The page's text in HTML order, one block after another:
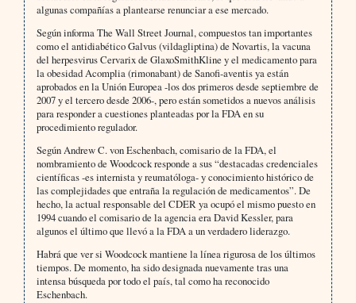
algunas compañías a plantearse renunciar a ese mercado.
Según informa The Wall Street Journal, compuestos tan importantes
como el antidiabético Galvus (vildagliptina) de Novartis, la vacuna
del herpesvirus Cervarix de GlaxoSmithKline y el medicamento para
la obesidad Acomplia (rimonabant) de Sanofi-aventis ya están
aprobados en la Unión Europea -los dos primeros desde septiembre de
2007 y el tercero desde 2006-, pero están sometidos a nuevos análisis
para responder a cuestiones planteadas por la FDA en su
procedimiento regulador.
Según Andrew C. von Eschenbach, comisario de la FDA, el
nombramiento de Woodcock responde a sus “destacadas credenciales
científicas -es internista y reumatóloga- y conocimiento histórico de
las complejidades que entraña la regulación de medicamentos”. De
hecho, la actual responsable del CDER ya ocupó el mismo puesto en
1994 cuando el comisario de la agencia era David Kessler, para
algunos el último que llevó a la FDA a un verdadero liderazgo.
Habrá que ver si Woodcock mantiene la línea rigurosa de los últimos
tiempos. De momento, ha sido designada nuevamente tras una
intensa búsqueda por todo el país, tal como ha reconocido
Eschenbach.